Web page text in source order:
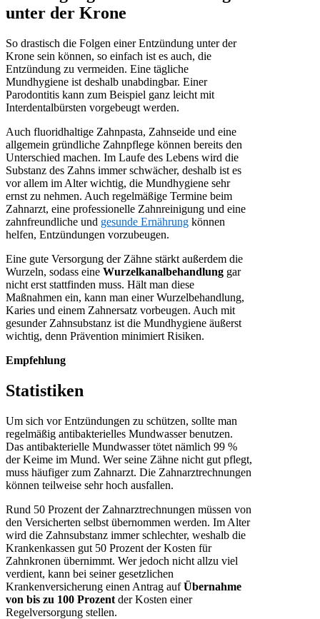
unter der Krone
So drastisch die Folgen einer Entzündung unter der
Krone sein können, so einfach ist es auch, die
Entzündung zu vermeiden. Eine tägliche
Mundhygiene ist deshalb unabdingbar. Einer
Parodontitis kann zum Beispiel ganz leicht mit
Interdentalbürsten vorgebeugt werden.
Auch fluoridhaltige Zahnpasta, Zahnseide und eine
allgemein gründliche Zahnpflege können bereits den
Unterschied machen. Im Laufe des Lebens wird die
Substanz des Zahns immer schwächer, deshalb ist es
vor allem im Alter wichtig, die Mundhygiene sehr
ernst zu nehmen. Auch regelmäßige Termine beim
Zahnarzt, eine professionelle Zahnreinigung und eine
zahnfreundliche und gesunde Ernährung können
helfen, Entzündungen vorzubeugen.
Eine gute Versorgung der Zähne stärkt außerdem die
Wurzeln, sodass eine Wurzelkanalbehandlung gar
nicht erst stattfinden muss. Hält man diese
Maßnahmen ein, kann man einer Wurzelbehandlung,
Karies und einem Zahnersatz vorbeugen. Auch mit
gesunder Zahnsubstanz ist die Mundhygiene äußerst
wichtig, denn Prävention minimiert Risiken.
Empfehlung
Statistiken
Um sich vor Entzündungen zu schützen, sollte man
regelmäßig antibakterielles Mundwasser benutzen.
Das antibakterielle Mundwasser tötet nämlich 99 %
der Keime im Mund. Wer seine Zähne nicht gut pflegt,
muss häufiger zum Zahnarzt. Die Zahnarztrechnungen
können teilweise sehr hoch ausfallen.
Rund 50 Prozent der Zahnarztrechnungen müssen von
den Versicherten selbst übernommen werden. Im Alter
wird die Zahnsubstanz immer schlechter, weshalb die
Krankenkassen gut 50 Prozent der Kosten für
Zahnkronen übernimmt. Wer jedoch nicht allzu viel
verdient, kann bei seiner gesetzlichen
Krankenversicherung einen Antrag aufÜbernahme
von bis zu 100 Prozent der Kosten einer
Regelversorgung stellen.